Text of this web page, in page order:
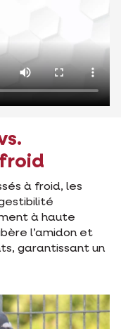
à froid, les
à haute
l’amidon et
garantissant un